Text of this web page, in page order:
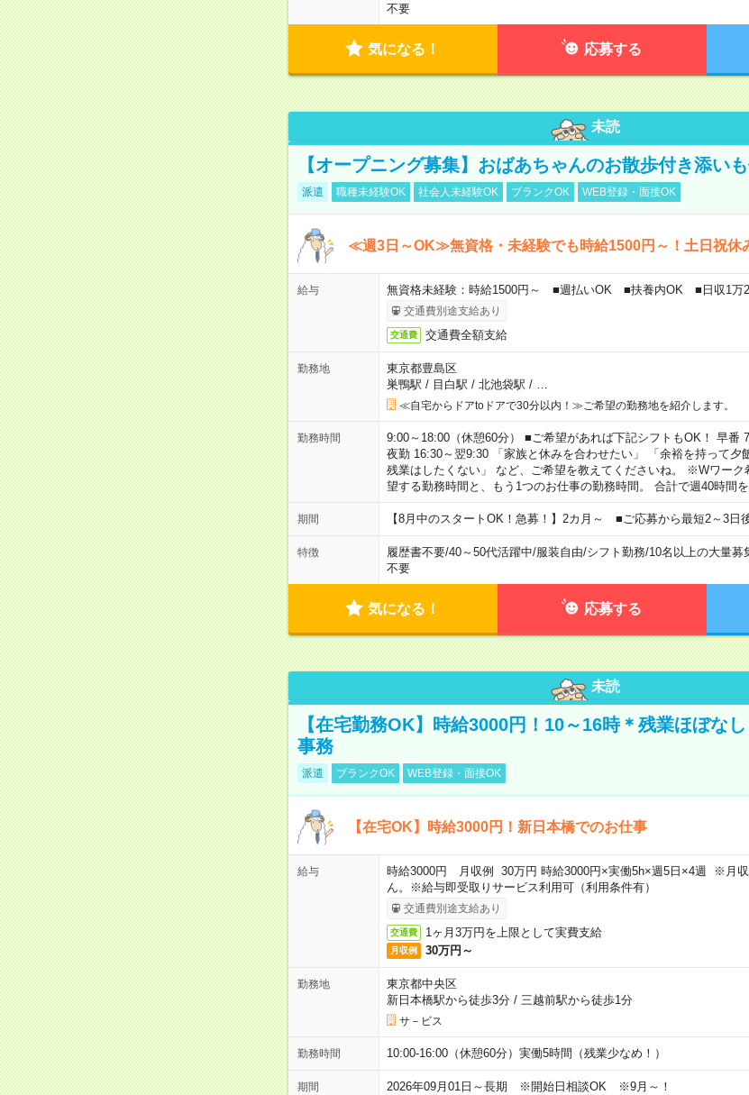
不要
気になる！ 応募する
未読
【オープニング募集】おばあちゃんのお散歩付き添い
派遣 職種未経験OK 社会人未経験OK ブランクOK WEB登録・面接OK
≪週3日～OK≫無資格・未経験でも時給1500円～！土日祝休
給与 無資格未経験：時給1500円～ ■週払いOK ■扶養内OK ■日収1万
交通費別途支給あり
交通費 交通費全額支給
勤務地
東京都豊島区
巣鴨駅 / 目白駅 / 北池袋駅 /
≪自宅からドアtoドアで30分以内！≫ご希望の勤務地を紹介します。
勤務時間
9:00～18:00（休憩60分） ■ご希望があれば下記シフトもOK！ 早番
夜勤 16:30～翌9:30 「家族と休みを合わせたい」 「余裕を持って夕
残業はしたくない」 など、ご希望を教えてくださいね。 ※Wワーク
望する勤務時間と、もう1つのお仕事の勤務時間。 合計で週40時間
期間 【8月中のスタートOK！急募！】2カ月～ ■ご応募から最短2～3日
特徴 履歴書不要/40～50代活躍中/服装自由/シフト勤務/10名以上の大量募
不要
気になる！ 応募する
未読
【在宅勤務OK】時給3000円！10～16時＊残業ほぼな
事務
派遣 ブランクOK WEB登録・面接OK
【在宅OK】時給3000円！新日本橋でのお仕事
給与
時給3000円 月収例 30万円 時給3000円×実働5h×週5日×4週 ※月収
ん。※給与即受取りサービス利用可（利用条件有）
交通費別途支給あり
交通費 1ヶ月3万円を上限として実費支給
月収例 30万円～
勤務地
東京都中央区
新日本橋駅から徒歩3分/ 三越前駅から徒歩1分
サ－ビス
勤務時間 10:00-16:00（休憩60分）実働5時間（残業少なめ！）
期間 2026年09月01日～長期 ※開始日相談OK ※9月～！